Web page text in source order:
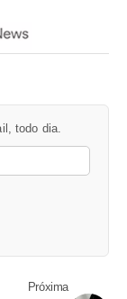
todo dia.
Próxima